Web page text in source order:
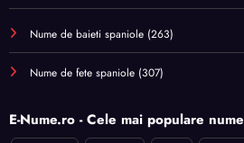
Nume de baieti spaniole (263)
Nume de fete spaniole (307)
E-Nume.ro - Cele mai populare nume